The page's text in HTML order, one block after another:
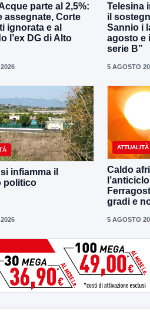
parte al 2,5%:
assegnate, Corte
ignorata e al
l’ex DG di Alto
Telesina
il
Sannio i
agosto e
serie B”
5 AGOSTO
infiamma il
politico
ATTUALITÀ
Caldo
gradi e
5 AGOSTO